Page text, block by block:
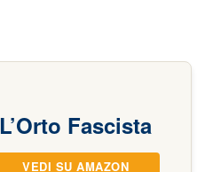
L’Orto Fascista
VEDI SU AMAZON